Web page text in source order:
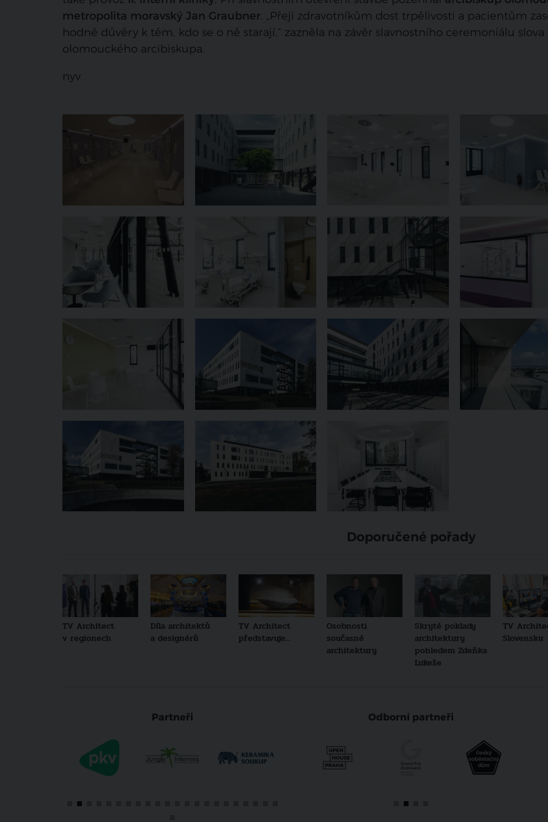
metropolita moravský Jan Graubner. „Přeji zdravotníkům dost trpělivosti a pacientům
hodně důvěry k těm, kdo se o ně starají,“ zazněla na závěr slavnostního ceremoniálu slova
olomouckého arcibiskupa.
nyv
Doporučené pořady
TV Architect
v regionech
Díla architektů
a designérů
TV Architect
představuje...
Osobnosti
současné
architektury
Skryté poklady
architektury
pohledem Zdeňka
Lukeše
TV
Slovensku
Partneři Odborní partneři